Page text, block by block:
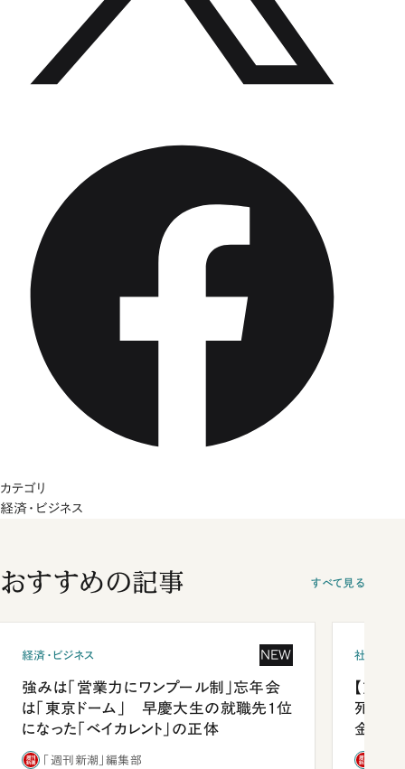
カテゴリ
経済・ビジネス
おすすめの記事 すべて見る
経済・ビジネス NEW
強みは「営業力にワンプール制」忘年会
は「東京ドーム」 早慶大生の就職先1位
になった「ベイカレント」の正体
「週刊新潮」編集部
社会
【熊本
死を分
金」